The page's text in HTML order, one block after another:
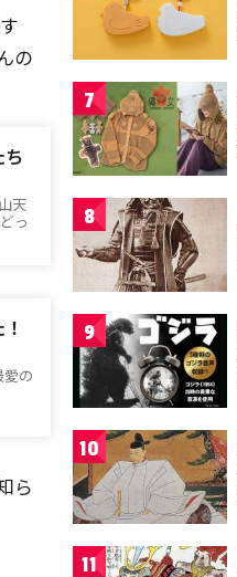
の
天
っ
の
ら
7
8
9
10
11